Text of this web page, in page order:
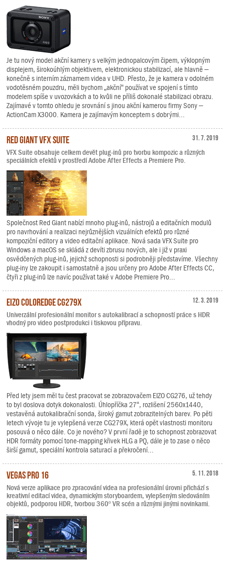
Je tu nový model akční kamery s velkým jednopalcovým čipem, výklopným
displejem, širokoúhlým objektivem, elektronickou stabilizací, ale hlavně –
konečně s interním záznamem videa v UHD. Přesto, že je kamera v odolném
vodotěsném pouzdru, měli bychom „akční“ používat ve spojení s tímto
modelem spíše v uvozovkách a to kvůli ne příliš dokonalé stabilizaci obrazu.
Zajímavé v tomto ohledu je srovnání s jinou akční kamerou firmy Sony –
ActionCam X3000. Kamera je zajímavým konceptem s dobrými...
31. 7. 2019
Red Giant VFX Suite
VFX Suite obsahuje celkem devět plug-inů pro tvorbu kompozic a různých
speciálních efektů v prostředí Adobe After Effects a Premiere Pro.
Společnost Red Giant nabízí mnoho plug-inů, nástrojů a editačních modulů
pro navrhování a realizaci nejrůznějších vizuálních efektů pro různé
kompoziční editory a video editační aplikace. Nová sada VFX Suite pro
Windows a macOS se skládá z devíti zbrusu nových, ale i již v praxi
osvědčených plug-inů, jejichž schopnosti si podrobněji představíme. Všechny
plug-iny lze zakoupit i samostatně a jsou určeny pro Adobe After Effects CC,
čtyři z plug-inů lze navíc používat také v Adobe Premiere Pro...
12. 3. 2019
EIZO ColorEdge CG279X
Univerzální profesionální monitor s autokalibrací a schopností práce s HDR
vhodný pro video postprodukci i tiskovou přípravu.
Před lety jsem měl tu čest pracovat se zobrazovačem EIZO CG276, už tehdy
to byl doslova dotyk dokonalosti. Úhlopříčka 27“, rozlišení 2560x1440,
vestavěná autokalibrační sonda, široký gamut zobrazitelných barev. Po pěti
letech vývoje tu je vylepšená verze CG279X, která opět vlastnosti monitoru
posouvá o něco dále. Co je nového? V první řadě je to schopnost zobrazovat
HDR formáty pomocí tone-mapping křivek HLG a PQ, dále je to zase o něco
širší gamut, speciální kontrola saturací a překročení...
5. 11. 2018
Vegas Pro 16
Nová verze aplikace pro zpracování videa na profesionální úrovni přichází s
kreativní editací videa, dynamickým storyboardem, vylepšeným sledováním
objektů, podporou HDR, tvorbou 360º VR scén a různými jinými novinkami.